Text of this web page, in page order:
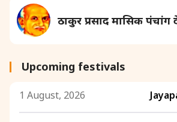
ठाकुर प्रसाद मासिक पंचांग
Upcoming festivals
1 August, 2026